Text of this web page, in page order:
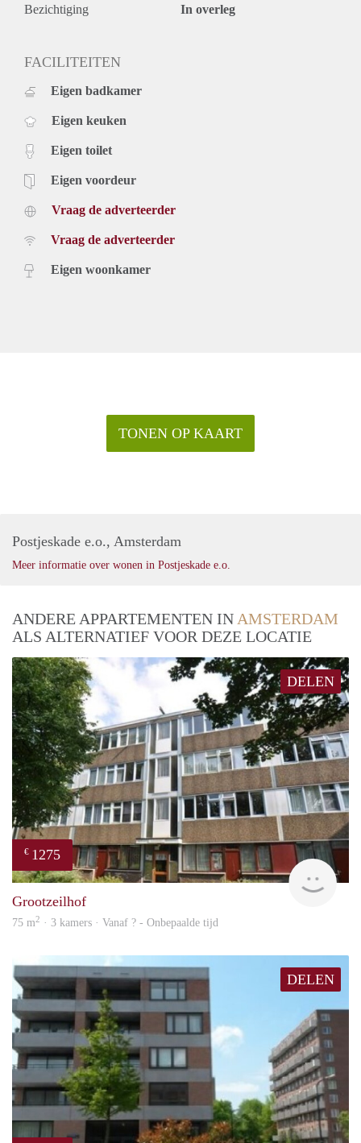
fridge / freezer, 4-burner stove, microwave and washing
kitchen and the bedroom.
Extra:
1 bedroom
55m2
Bezichtiging In overleg
FACILITEITEN
Eigen badkamer
Eigen keuken
Eigen toilet
Eigen voordeur
Vraag de adverteerder
Vraag de adverteerder
Eigen woonkamer
TONEN OP KAART
Postjeskade e.o., Amsterdam
Meer informatie over wonen in Postjeskade e.o.
ANDERE APPARTEMENTEN IN AMSTERDAM
ALS ALTERNATIEF VOOR DEZE LOCATIE
DELEN
€ 1275
Grootzeilhof
75 m2 · 3 kamers · Vanaf ? - Onbepaalde tijd
DELEN